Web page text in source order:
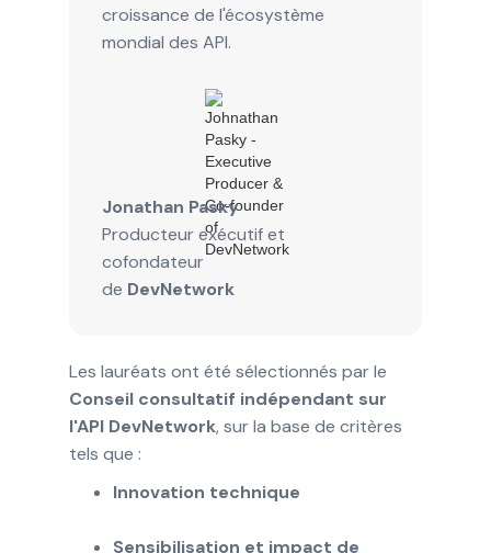
croissance de l'écosystème
mondial des API.
Jonathan Pasky
Producteur exécutif et
cofondateur
de DevNetwork
Les lauréats ont été sélectionnés par le
Conseil consultatif indépendant sur
l'API DevNetwork, sur la base de critères
tels que :
Innovation technique
Sensibilisation et impact de